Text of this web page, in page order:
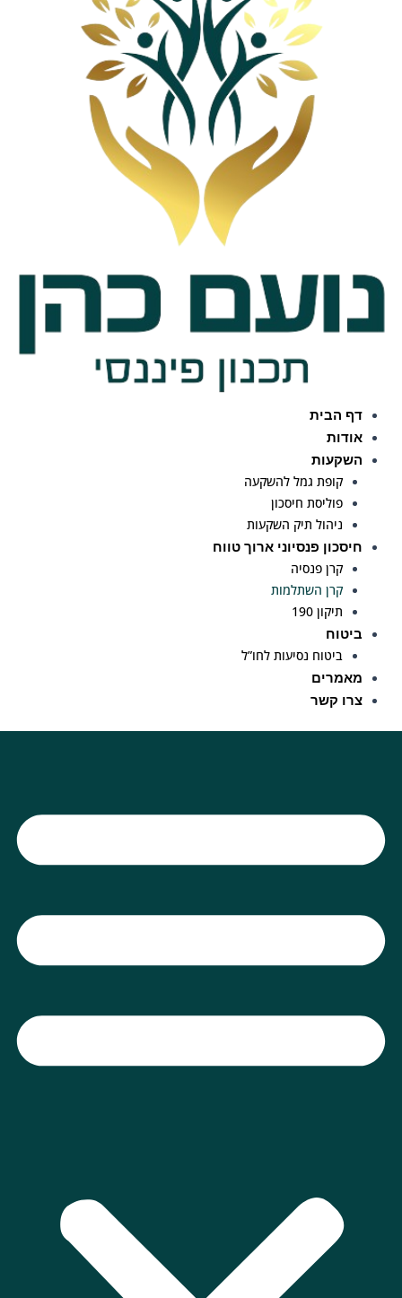
דף הבית
אודות
השקעות
קופת גמל להשקעה
פוליסת חיסכון
ניהול תיק השקעות
חיסכון פנסיוני ארוך טווח
קרן פנסיה
קרן השתלמות
תיקון 190
ביטוח
ביטוח נסיעות לחו”ל
מאמרים
צרו קשר